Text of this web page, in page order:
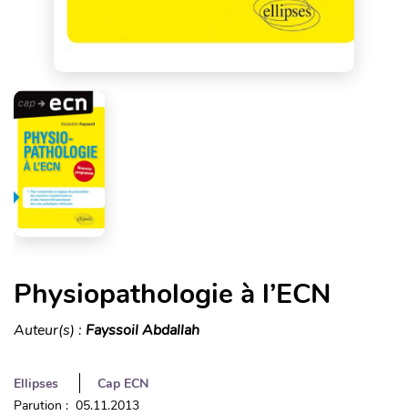
Physiopathologie à l’ECN
Auteur(s) : Fayssoil Abdallah
Ellipses
Cap ECN
Parution : 05.11.2013